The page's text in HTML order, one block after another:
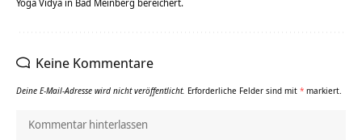
Keine Kommentare
Deine E-Mail-Adresse wird nicht veröffentlicht. Erforderliche Felder sind mit * markiert.